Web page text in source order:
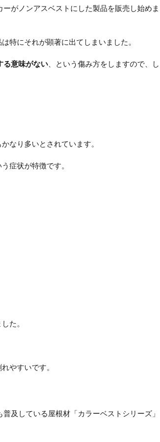
がノンアスベストにした製品を販売し始めま
特にそれが顕著に出てしまいました。
る意味がない、という傷み方をしますので、し
なり多いとされています。
症状が特徴です。
た。
やすいです。
及している屋根材「カラーベストシリーズ」